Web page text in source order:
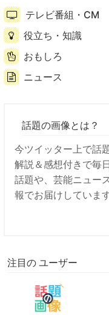
テレビ番組・CM
役立ち・知識
おもしろ
ニュース
話題の画像とは？
今ツイッター上で話
解説＆感想付きで毎
話題や、芸能ニュー
報でお届けしています
注目の ユーザー